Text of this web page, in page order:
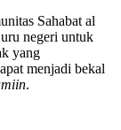
Sahabat al
negeri untuk
yang
menjadi bekal
.